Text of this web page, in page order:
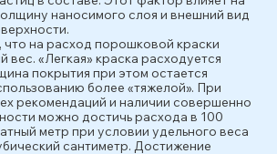
наносимого слоя и внешний вид
что на расход порошковой краски
вес. «Легкая» краска расходуется
покрытия при этом остается
более «тяжелой». При
рекомендаций и наличии совершенно
можно достичь расхода в 100
метр при условии удельного веса
сантиметр. Достижение